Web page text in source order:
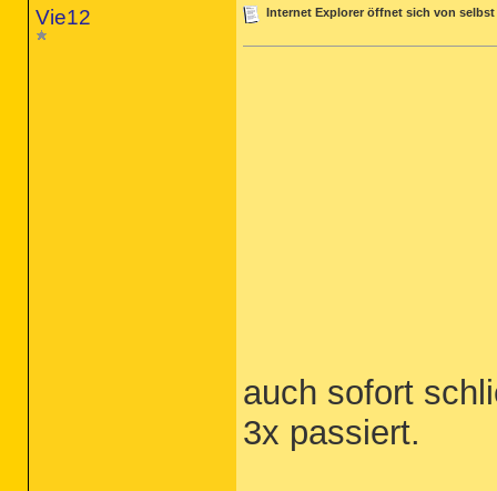
Vie12 Internet Explorer öffnet sich von selbst
auch sofort
3x passiert.